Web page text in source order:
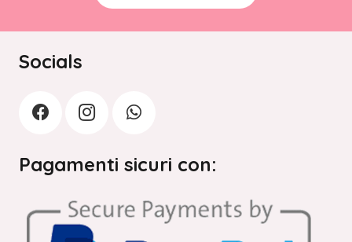
Socials
Pagamenti sicuri con: